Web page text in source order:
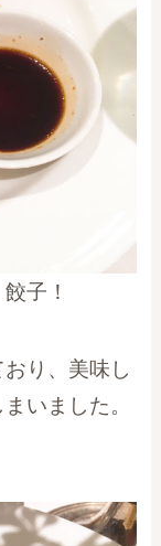
子！
り、美味し
いました。